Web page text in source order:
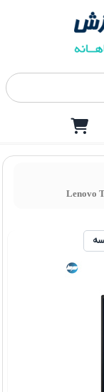
Lenovo